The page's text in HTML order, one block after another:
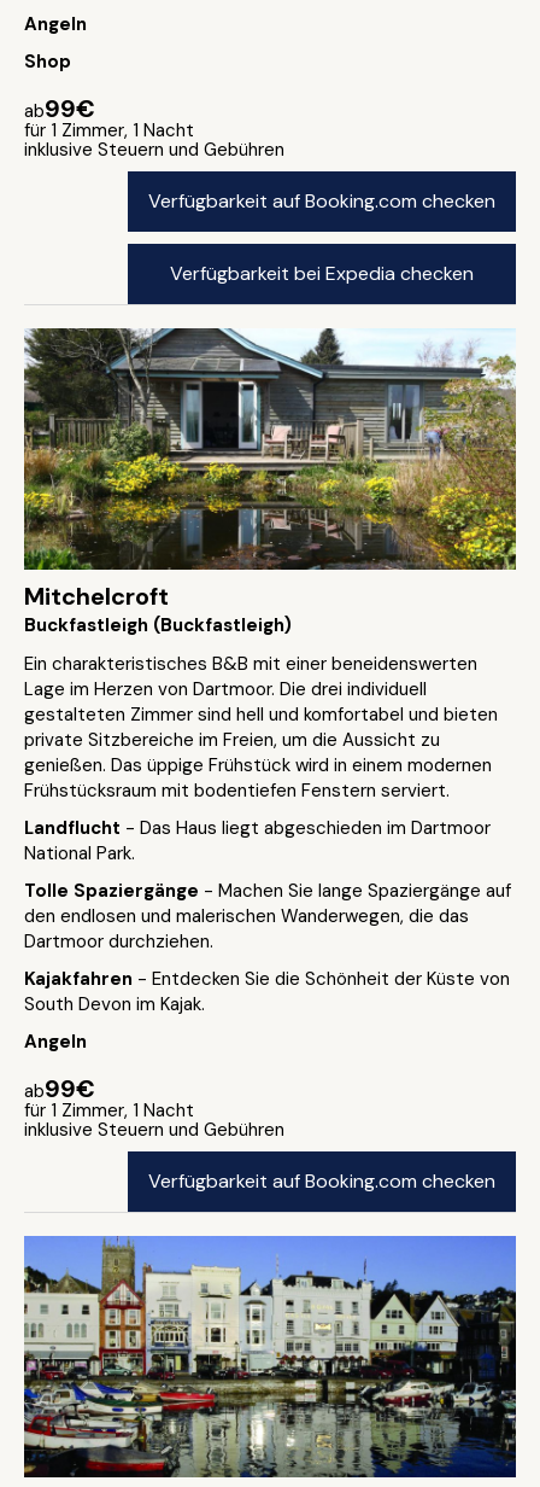
Angeln
Shop
ab99€
für 1 Zimmer, 1 Nacht
inklusive Steuern und Gebühren
Verfügbarkeit auf Booking.com checken
Verfügbarkeit bei Expedia checken
Mitchelcroft
Buckfastleigh (Buckfastleigh)
Ein charakteristisches B&B mit einer beneidenswerten
Lage im Herzen von Dartmoor. Die drei individuell
gestalteten Zimmer sind hell und komfortabel und bieten
private Sitzbereiche im Freien, um die Aussicht zu
genießen. Das üppige Frühstück wird in einem modernen
Frühstücksraum mit bodentiefen Fenstern serviert.
Landflucht - Das Haus liegt abgeschieden im Dartmoor
National Park.
Tolle Spaziergänge - Machen Sie lange Spaziergänge auf
den endlosen und malerischen Wanderwegen, die das
Dartmoor durchziehen.
Kajakfahren - Entdecken Sie die Schönheit der Küste von
South Devon im Kajak.
Angeln
ab99€
für 1 Zimmer, 1 Nacht
inklusive Steuern und Gebühren
Verfügbarkeit auf Booking.com checken